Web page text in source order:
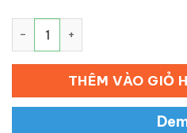
THÊM VÀO GIỎ